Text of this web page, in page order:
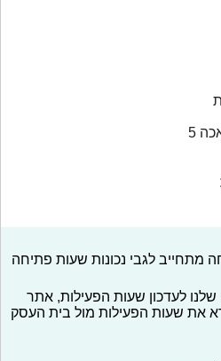
5
לגבי נכונות שעות פתיחה
לעדכון שעות הפעילות, אתר
את שעות הפעילות מול בית העסק